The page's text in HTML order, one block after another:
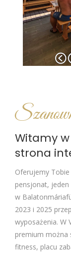
Witamy
strona
Oferujemy
pensjonat,
w
2023 i 2025
wyposażenia. W
premium można
fitness, placu